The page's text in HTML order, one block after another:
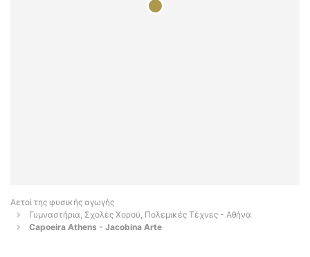
Αετοί της φυσικής αγωγής
Γυμναστήρια, Σχολές Χορού, Πολεμικές Τέχνες - Αθήνα
Capoeira Athens - Jacobina Arte